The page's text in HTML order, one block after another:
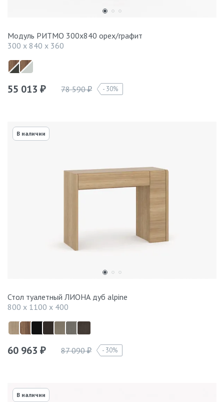
Модуль РИТМО 300x840 орех/графит
300 x 840 x 360
55 013 ₽ 78 590₽ 30%
В наличии
Стол туалетный ЛИОНА дуб alpine
800 x 1100 x 400
60 963 ₽ 87 090₽ 30%
В наличии